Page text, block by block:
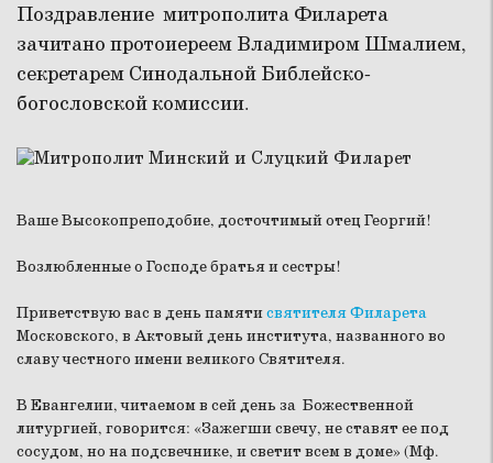
Поздравление митрополита Филарета
зачитано протоиереем Владимиром Шмалием,
секретарем Синодальной Библейско-
богословской комиссии.
Ваше Высокопреподобие, досточтимый отец Георгий!
Возлюбленные о Господе братья и сестры!
Приветствую вас в день памятисвятителя Филарета
Московского, в Актовый день института, названного во
славу честного имени великого Святителя.
В Евангелии, читаемом в сей день за Божественной
литургией, говорится: «Зажегши свечу, не ставят ее под
сосудом, но на подсвечнике, и светит всем в доме» (Мф.